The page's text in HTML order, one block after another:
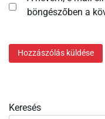
böngészőben a
Keresés